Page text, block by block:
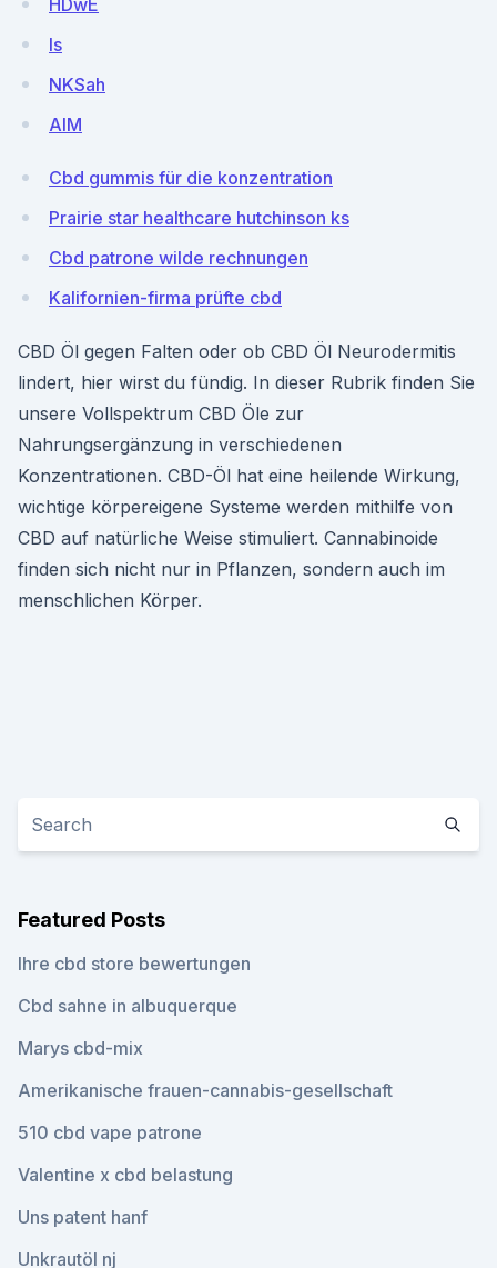
HDwE
Is
NKSah
AIM
Cbd gummis für die konzentration
Prairie star healthcare hutchinson ks
Cbd patrone wilde rechnungen
Kalifornien-firma prüfte cbd
CBD Öl gegen Falten oder ob CBD Öl Neurodermitis
lindert, hier wirst du fündig. In dieser Rubrik finden Sie
unsere Vollspektrum CBD Öle zur
Nahrungsergänzung in verschiedenen
Konzentrationen. CBD-Öl hat eine heilende Wirkung,
wichtige körpereigene Systeme werden mithilfe von
CBD auf natürliche Weise stimuliert. Cannabinoide
finden sich nicht nur in Pflanzen, sondern auch im
menschlichen Körper.
Featured Posts
Ihre cbd store bewertungen
Cbd sahne in albuquerque
Marys cbd-mix
Amerikanische frauen-cannabis-gesellschaft
510 cbd vape patrone
Valentine x cbd belastung
Uns patent hanf
Unkrautöl nj